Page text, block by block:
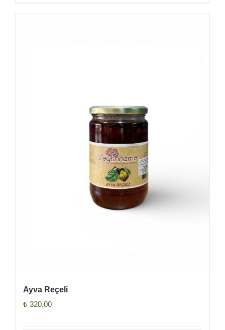
Ayva Reçeli
₺ 320,00